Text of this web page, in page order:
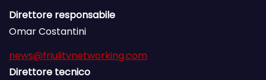
Direttore responsabile
Omar Costantini
news@friulitvnetworking.com
Direttore tecnico